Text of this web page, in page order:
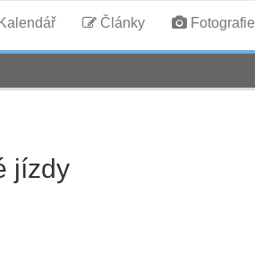
Články Fotografie
jízdy